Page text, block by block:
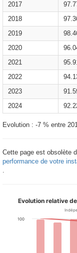
2017
2018
2019
2020
2021
2022
2023
2024
Evolution : -7 % entre
Cette page est obsolète
performance de votre
Evolution relative
100